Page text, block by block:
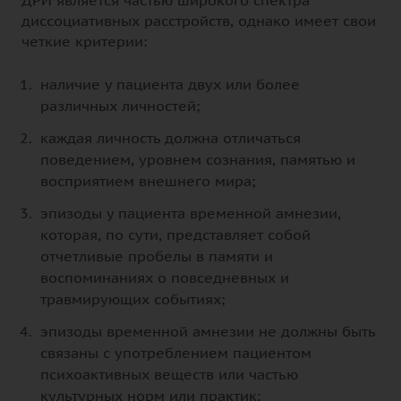
диссоциативных расстройств, однако имеет свои
четкие критерии:
наличие у пациента двух или более
различных личностей;
каждая личность должна отличаться
поведением, уровнем сознания, памятью и
восприятием внешнего мира;
эпизоды у пациента временной амнезии,
которая, по сути, представляет собой
отчетливые пробелы в памяти и
воспоминаниях о повседневных и
травмирующих событиях;
эпизоды временной амнезии не должны быть
связаны с употреблением пациентом
психоактивных веществ или частью
культурных норм или практик;